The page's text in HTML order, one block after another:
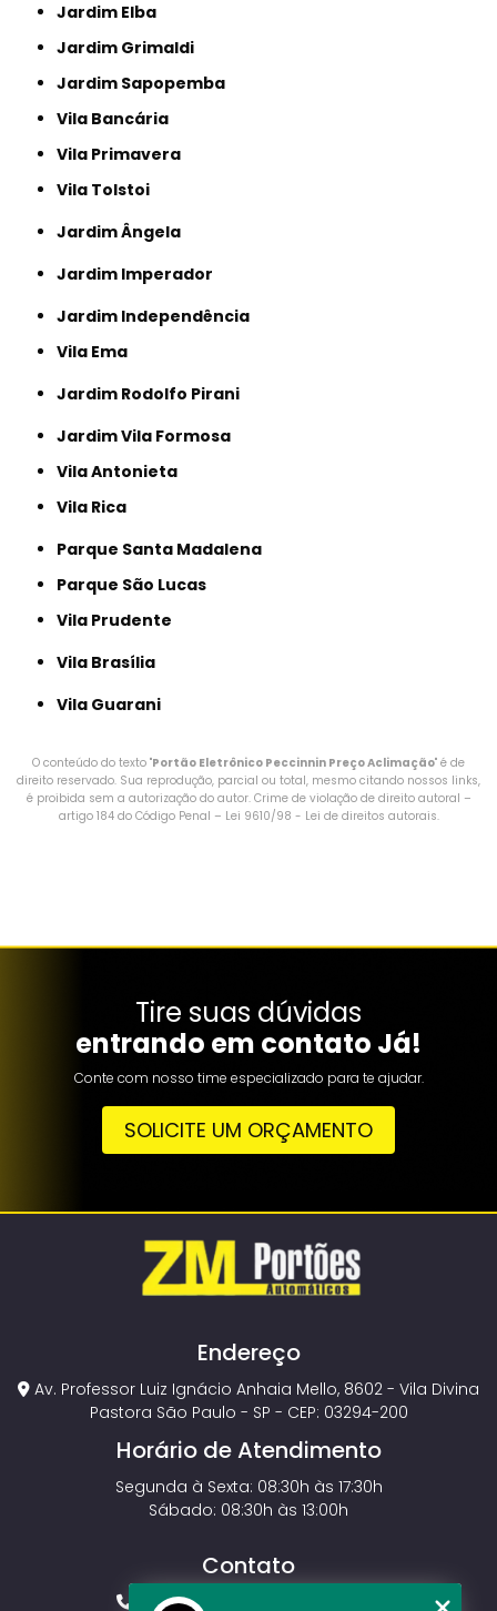
Jardim Elba
Jardim Grimaldi
Jardim Sapopemba
Vila Bancária
Vila Primavera
Vila Tolstoi
Jardim Ângela
Jardim Imperador
Jardim Independência
Vila Ema
Jardim Rodolfo Pirani
Jardim Vila Formosa
Vila Antonieta
Vila Rica
Parque Santa Madalena
Parque São Lucas
Vila Prudente
Vila Brasília
Vila Guarani
O conteúdo do texto "Portão Eletrônico Peccinnin Preço Aclimação" é de
direito reservado. Sua reprodução, parcial ou total, mesmo citando nossos links,
é proibida sem a autorização do autor. Crime de violação de direito autoral –
artigo 184 do Código Penal – Lei 9610/98 - Lei de direitos autorais.
Tire suas dúvidas
entrando em contato Já!
Conte com nosso time especializado para te ajudar.
SOLICITE UM ORÇAMENTO
Endereço
Av. Professor Luiz Ignácio Anhaia Mello, 8602 - Vila Divina
Pastora São Paulo - SP - CEP: 03294-200
Horário de Atendimento
Segunda à Sexta: 08:30h às 17:30h
Sábado: 08:30h às 13:00h
Contato
(11) 2143-4826